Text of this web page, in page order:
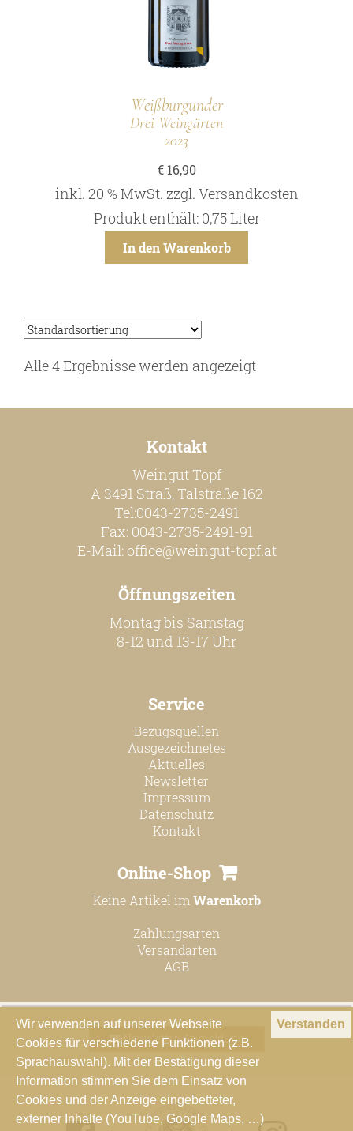
Wir verwenden auf unserer Webseite
Cookies für verschiedene Funktionen (z.B.
Sprachauswahl). Mit der Bestätigung dieser
Information stimmen Sie dem Einsatz von
Cookies und der Anzeige eingebetteter,
externer Inhalte (YouTube, Google Maps, …)
Verstanden
Weißburgunder
Drei Weingärten
2023
€16,90
inkl. 20 % MwSt. zzgl. Versandkosten
Produkt enthält: 0,75Liter
In den Warenkorb
Alle 4 Ergebnisse werden angezeigt
Kontakt
Weingut Topf
A 3491 Straß, Talstraße 162
Tel:0043-2735-2491
Fax: 0043-2735-2491-91
E-Mail: office@weingut-topf.at
Öffnungszeiten
Montag bis Samstag
8-12 und 13-17 Uhr
Service
Bezugsquellen
Ausgezeichnetes
Aktuelles
Newsletter
Impressum
Datenschutz
Kontakt
Online-Shop
Keine Artikel im Warenkorb
Zahlungsarten
Versandarten
AGB
Newsletter-Anmeldung